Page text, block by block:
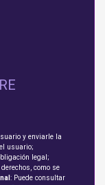
y enviarle la
usuario;
legal;
como se
: Puede consultar